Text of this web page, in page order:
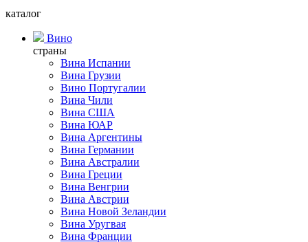
каталог
Вино
страны
Вина Испании
Вина Грузии
Вино Португалии
Вина Чили
Вина США
Вина ЮАР
Вина Аргентины
Вина Германии
Вина Австралии
Вина Греции
Вина Венгрии
Вина Австрии
Вина Новой Зеландии
Вина Уругвая
Вина Франции